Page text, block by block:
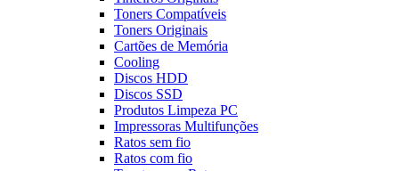
Toners Compatíveis
Toners Originais
Cartões de Memória
Cooling
Discos HDD
Discos SSD
Produtos Limpeza PC
Impressoras Multifunções
Ratos sem fio
Ratos com fio